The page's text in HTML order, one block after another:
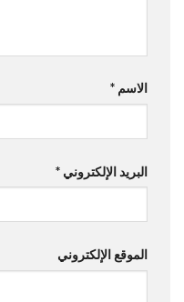
الاسم *
البريد الإلكتروني *
الموقع الإلكتروني